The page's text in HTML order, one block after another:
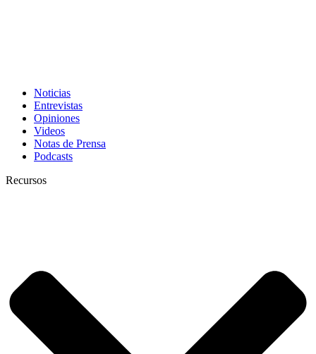
Noticias
Entrevistas
Opiniones
Videos
Notas de Prensa
Podcasts
Recursos